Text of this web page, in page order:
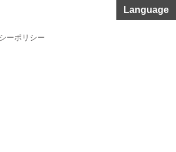
Language
ーポリシー